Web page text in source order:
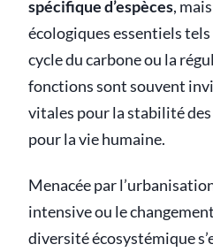
spécifique d’espèces,
écologiques essentiels
cycle du carbone ou la
fonctions sont souvent
vitales pour la stabilité
pour la vie humaine.
Menacée par
intensive ou le
diversité écosystémique